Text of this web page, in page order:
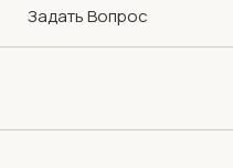
Задать Вопрос